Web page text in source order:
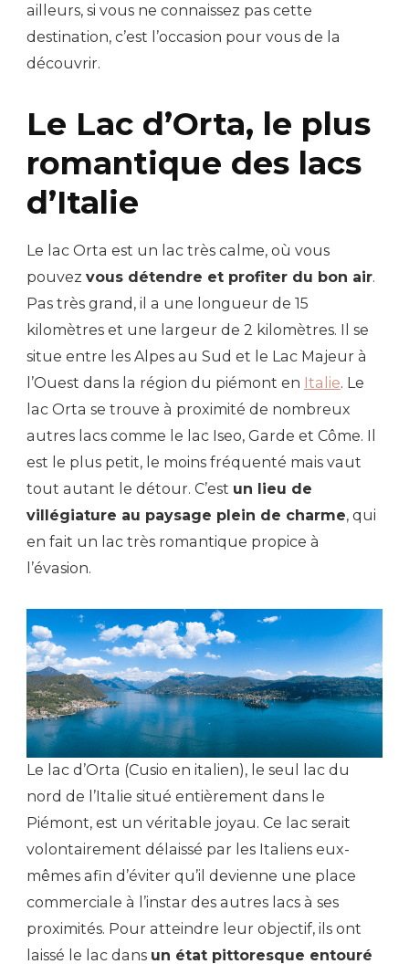
ailleurs, si vous ne connaissez pas cette
destination, c’est l’occasion pour vous de la
découvrir.
Le Lac d’Orta, le plus
romantique des lacs
d’Italie
Le lac Orta est un lac très calme, où vous
pouvez vous détendre et profiter du bon air.
Pas très grand, il a une longueur de 15
kilomètres et une largeur de 2 kilomètres. Il se
situe entre les Alpes au Sud et le Lac Majeur à
l’Ouest dans la région du piémont en Italie. Le
lac Orta se trouve à proximité de nombreux
autres lacs comme le lac Iseo, Garde et Côme. Il
est le plus petit, le moins fréquenté mais vaut
tout autant le détour. C’est un lieu de
villégiature au paysage plein de charme, qui
en fait un lac très romantique propice à
l’évasion.
Le lac d’Orta (Cusio en italien), le seul lac du
nord de l’Italie situé entièrement dans le
Piémont, est un véritable joyau. Ce lac serait
volontairement délaissé par les Italiens eux-
mêmes afin d’éviter qu’il devienne une place
commerciale à l’instar des autres lacs à ses
proximités. Pour atteindre leur objectif, ils ont
laissé le lac dans un état pittoresque entouré